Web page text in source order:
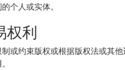
个人或实体。
权利
或约束版权或根据版权法或其